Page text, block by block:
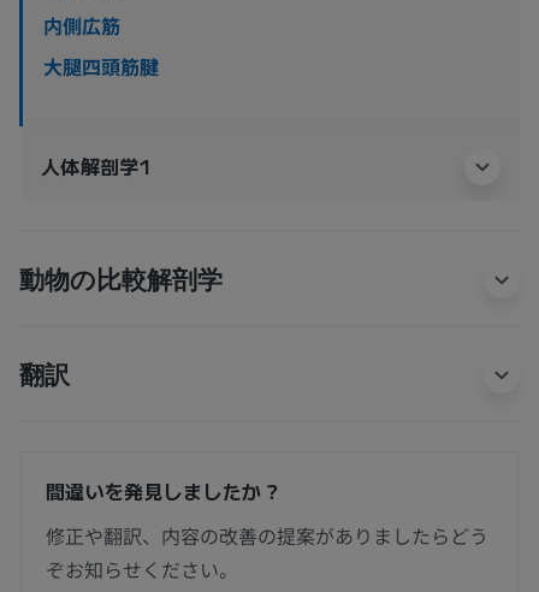
内側広筋
大腿四頭筋腱
人体解剖学1
動物の比較解剖学
翻訳
間違いを発見しましたか？
修正や翻訳、内容の改善の提案がありましたらどう
ぞお知らせください。